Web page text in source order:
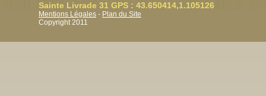
Sainte Livrade 31 GPS : 43.650414,1.105126
Mentions Légales - Plan du Site
Copyright 2011